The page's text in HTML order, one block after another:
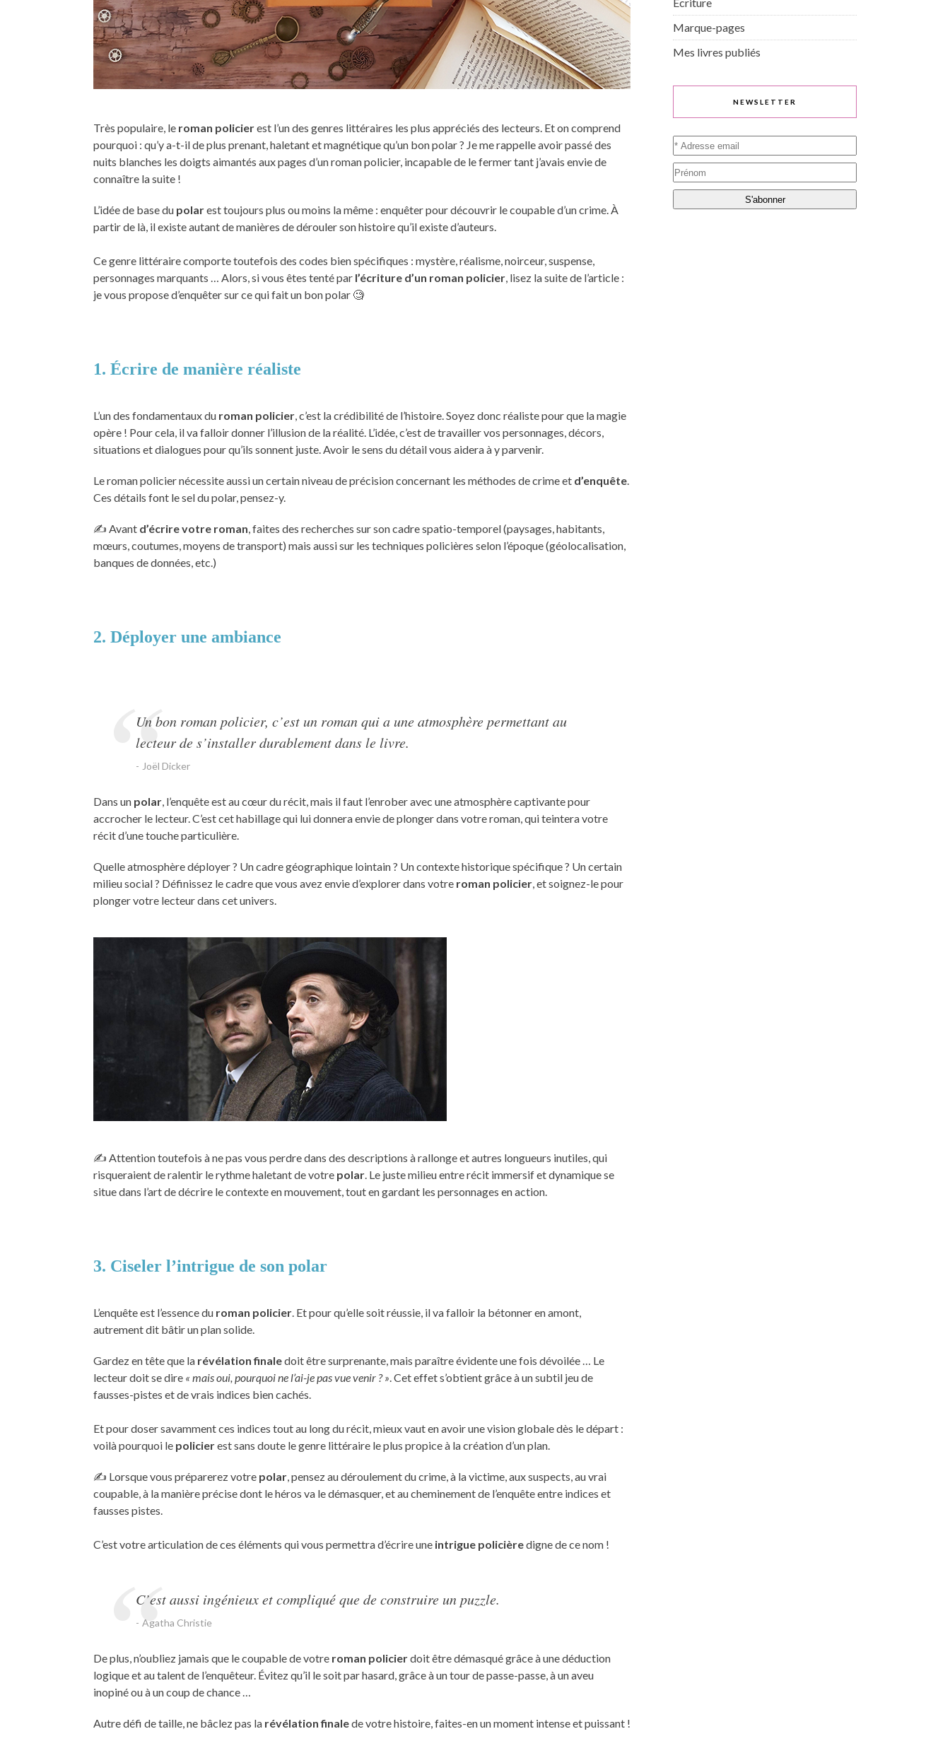
Très populaire, le roman policierest l’un des genres littéraires les plus appréciés des lecteurs. Et on comprend
pourquoi : qu’y a-t-il de plus prenant, haletant et magnétique qu’un bon polar ? Je me rappelle avoir passé des
nuits blanches les doigts aimantés aux pages d’un roman policier, incapable de le fermer tant j’avais envie de
connaître la suite !
L’idée de base du polarest toujours plus ou moins la même : enquêter pour découvrir le coupable d’un crime. À
partir de là, il existe autant de manières de dérouler son histoire qu’il existe d’auteurs.
Ce genre littéraire comporte toutefois des codes bien spécifiques : mystère, réalisme, noirceur, suspense,
personnages marquants … Alors, si vous êtes tenté par l’écriture d’un roman policier , lisez la suite de l’article :
je vous propose d’enquêter sur ce qui fait un bon polar 🧐
1. Écrire de manière réaliste
L’un des fondamentaux du roman policier , c’est la crédibilité de l’histoire. Soyez donc réaliste pour que la magie
opère ! Pour cela, il va falloir donner l’illusion de la réalité. L’idée, c’est de travailler vos personnages, décors,
situations et dialogues pour qu’ils sonnent juste. Avoir le sens du détail vous aidera à y parvenir.
Le roman policier nécessite aussi un certain niveau de précision concernant les méthodes de crime et d’enquête
Ces détails font le sel du polar, pensez-y.
✍️ Avant d’écrire votre roman , faites des recherches sur son cadre spatio-temporel (paysages, habitants,
mœurs, coutumes, moyens de transport) mais aussi sur les techniques policières selon l’époque (géolocalisation,
banques de données, etc.)
2. Déployer une ambiance
Un bon roman policier, c’est un roman qui a une atmosphère permettant au
lecteur de s’installer durablement dans le livre.
Joël Dicker
Dans un polar , l’enquête est au cœur du récit, mais il faut l’enrober avec une atmosphère captivante pour
accrocher le lecteur. C’est cet habillage qui lui donnera envie de plonger dans votre roman, qui teintera votre
récit d’une touche particulière.
Quelle atmosphère déployer ? Un cadre géographique lointain ? Un contexte historique spécifique ? Un certain
milieu social ? Définissez le cadre que vous avez envie d’explorer dans votre roman policier , et soignez-le pour
plonger votre lecteur dans cet univers.
✍️ Attention toutefois à ne pas vous perdre dans des descriptions à rallonge et autres longueurs inutiles, qui
risqueraient de ralentir le rythme haletant de votre polar . Le juste milieu entre récit immersif et dynamique se
situe dans l’art de décrire le contexte en mouvement, tout en gardant les personnages en action.
3. Ciseler l’intrigue de son polar
L’enquête est l’essence du roman policier . Et pour qu’elle soit réussie, il va falloir la bétonner en amont,
autrement dit bâtir un plan solide.
Gardez en tête que la révélation finaledoit être surprenante, mais paraître évidente une fois dévoilée … Le
lecteur doit se dire « mais oui, pourquoi ne l’ai-je pas vue venir ? » . Cet effet s’obtient grâce à un subtil jeu de
fausses-pistes et de vrais indices bien cachés.
Et pour doser savamment ces indices tout au long du récit, mieux vaut en avoir une vision globale dès le départ :
voilà pourquoi le policierest sans doute le genre littéraire le plus propice à la création d’un plan.
✍️ Lorsque vous préparerez votre polar , pensez au déroulement du crime, à la victime, aux suspects, au vrai
coupable, à la manière précise dont le héros va le démasquer, et au cheminement de l’enquête entre indices et
fausses pistes.
C’est votre articulation de ces éléments qui vous permettra d’écrire une intrigue policièredigne de ce nom !
C’est aussi ingénieux et compliqué que de construire un puzzle.
Agatha Christie
De plus, n’oubliez jamais que le coupable de votre roman policierdoit être démasqué grâce à une déduction
logique et au talent de l’enquêteur. Évitez qu’il le soit par hasard, grâce à un tour de passe-passe, à un aveu
inopiné ou à un coup de chance …
Autre défi de taille, ne bâclez pas la révélation finalede votre histoire, faites-en un moment intense et puissant !
Marque-pages
Mes livres publiés
NEWSLETTER